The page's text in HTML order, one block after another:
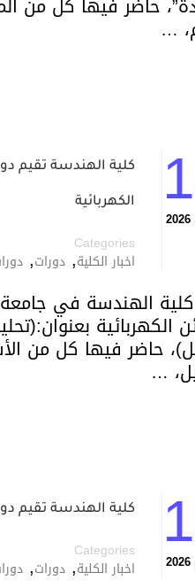
…
الكهربائية
Categories
اخبار الكلية, دورات,
الهندسة في
حاضر فيها كل من
…
كلية الهندسة تقيم
Categories
اخبار الكلية, دورات,